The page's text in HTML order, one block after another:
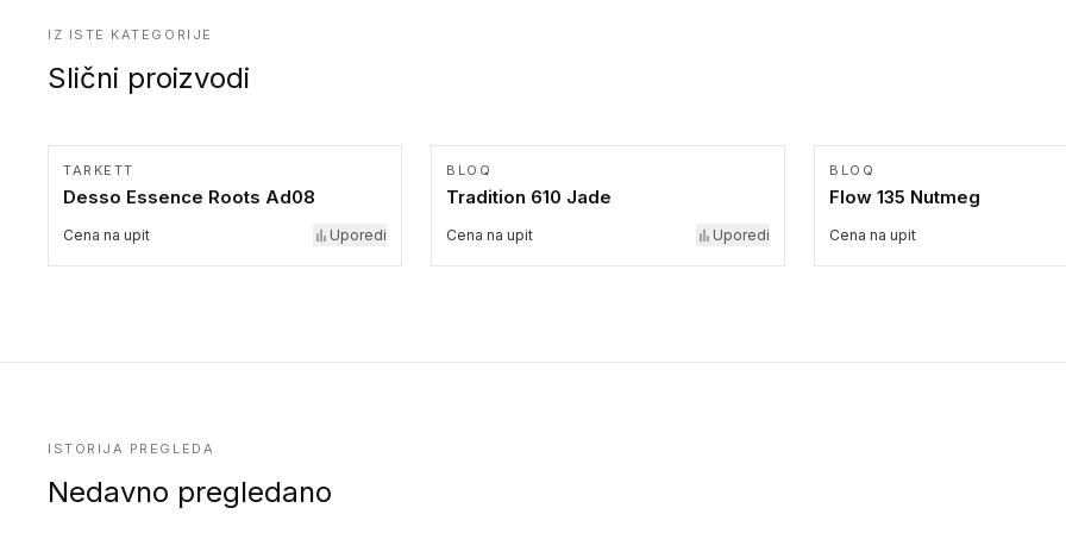
IZ ISTE KATEGORIJE
Slični proizvodi
TARKETT
Desso Essence Roots Ad08
Cena na upit Uporedi
BLOQ
Tradition 610 Jade
Cena na upit Uporedi
BLOQ
Flow 135 Nutmeg
Cena na upit
ISTORIJA PREGLEDA
Nedavno pregledano